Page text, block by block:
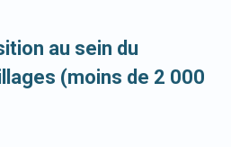
au sein du
(moins de 2 000